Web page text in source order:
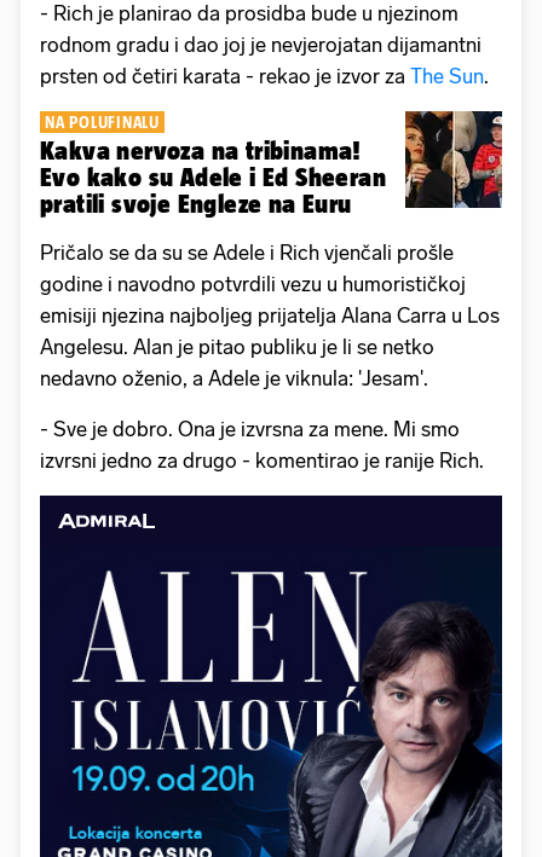
- Rich je planirao da prosidba bude u njezinom
rodnom gradu i dao joj je nevjerojatan dijamantni
prsten od četiri karata - rekao je izvor za The Sun.
NA POLUFINALU
Kakva nervoza na tribinama!
Evo kako su Adele i Ed Sheeran
pratili svoje Engleze na Euru
Pričalo se da su se Adele i Rich vjenčali prošle
godine i navodno potvrdili vezu u humorističkoj
emisiji njezina najboljeg prijatelja Alana Carra u Los
Angelesu. Alan je pitao publiku je li se netko
nedavno oženio, a Adele je viknula: 'Jesam'.
- Sve je dobro. Ona je izvrsna za mene. Mi smo
izvrsni jedno za drugo - komentirao je ranije Rich.